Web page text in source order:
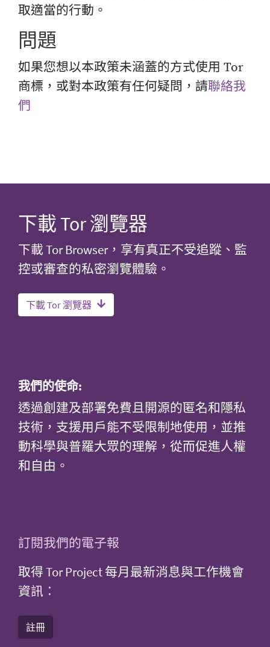
取適當的行動。
問題
如果您想以本政策未涵蓋的方式使用 Tor
商標，或對本政策有任何疑問，請聯絡我
們
下載 Tor 瀏覽器
下載 Tor Browser，享有真正不受追蹤、監
控或審查的私密瀏覽體驗。
下載 Tor 瀏覽器
我們的使命:
透過創建及部署免費且開源的匿名和隱私
技術，支援用戶能不受限制地使用，並推
動科學與普羅大眾的理解，從而促進人權
和自由。
訂閱我們的電子報
取得 Tor Project 每月最新消息與工作機會
資訊：
註冊